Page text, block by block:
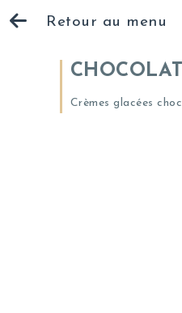
Retour au menu
Crèmes glacées